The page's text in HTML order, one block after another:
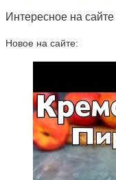
Интересное на сайте
Новое на сайте: